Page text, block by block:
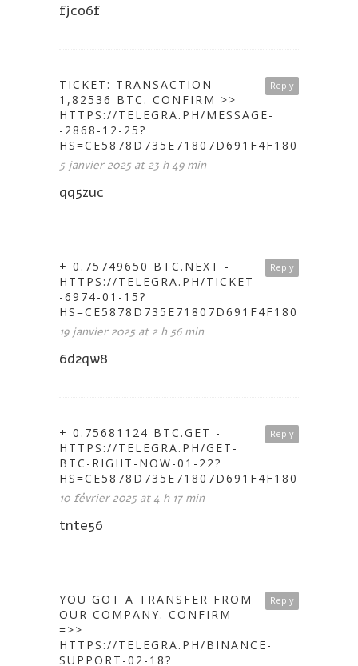
fjco6f
Reply
TICKET: TRANSACTION
1,82536 BTC. CONFIRM >>
HTTPS://TELEGRA.PH/MESSAGE-
-2868-12-25?
HS=CE5878D735E71807D691F4F1802A646C&
5 janvier 2025 at 23 h 49 min
qq5zuc
Reply
+ 0.75749650 BTC.NEXT -
HTTPS://TELEGRA.PH/TICKET-
-6974-01-15?
HS=CE5878D735E71807D691F4F1802A646C&
19 janvier 2025 at 2 h 56 min
6d2qw8
Reply
+ 0.75681124 BTC.GET -
HTTPS://TELEGRA.PH/GET-
BTC-RIGHT-NOW-01-22?
HS=CE5878D735E71807D691F4F1802A646C&
10 février 2025 at 4 h 17 min
tnte56
Reply
YOU GOT A TRANSFER FROM
OUR COMPANY. CONFIRM
=>>
HTTPS://TELEGRA.PH/BINANCE-
SUPPORT-02-18?